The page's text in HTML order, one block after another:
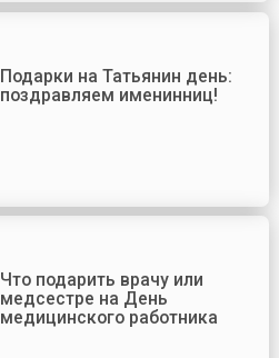
Подарки на Татьянин день:
поздравляем именинниц!
Что подарить врачу или
медсестре на День
медицинского работника